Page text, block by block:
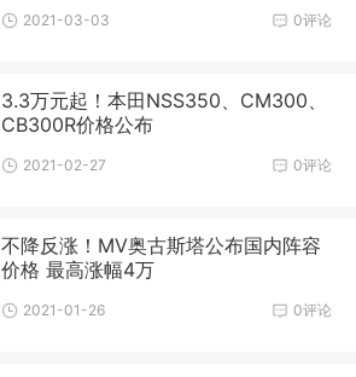
0评论
2021-03-03
3.3万元起！本田NSS350、CM300、
CB300R价格公布
0评论
2021-02-27
不降反涨！MV奥古斯塔公布国内阵容
价格 最高涨幅4万
0评论
2021-01-26